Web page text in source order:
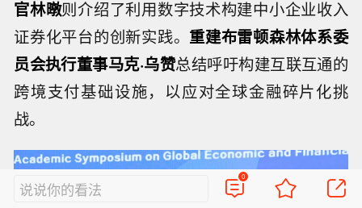
官林暾则介绍了利用数字技术构建中小企业收入
证券化平台的创新实践。 重建布雷顿森林体系委
员会执行董事马克·乌赞总结呼吁构建互联互通的
跨境支付基础设施，以应对全球金融碎片化挑
战。
说说你的看法
0